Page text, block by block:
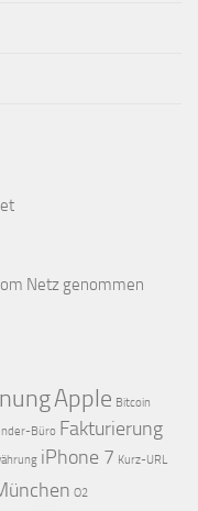
Netz genommen
Apple Bitcoin
Büro Fakturierung
iPhone 7 Kurz-URL
O2